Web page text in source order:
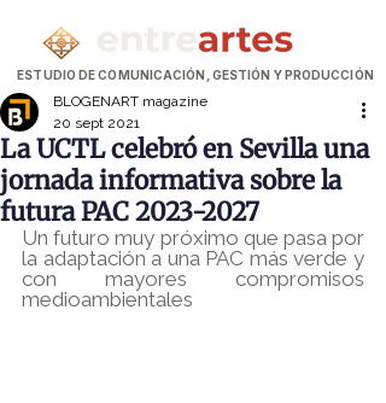
ESTUDIO DE COMUNICACIÓN, GESTIÓN Y PRODUCCIÓN
La UCTL celebró en Sevilla una
jornada informativa sobre la
futura PAC 2023-2027
BLOGENART magazine
20 sept 2021
Un futuro muy próximo que pasa por
la adaptación a una PAC más verde y
con mayores compromisos
medioambientales